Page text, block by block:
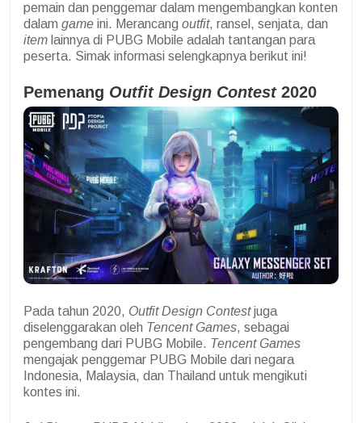
pemain dan penggemar dalam mengembangkan konten
dalam game ini. Merancang outfit, ransel, senjata, dan
item lainnya di PUBG Mobile adalah tantangan para
peserta. Simak informasi selengkapnya berikut ini!
Pemenang Outfit Design Contest2020
Pada tahun 2020, Outfit Design Contestjuga
diselenggarakan oleh Tencent Games, sebagai
pengembang dari PUBG Mobile. Tencent Games
mengajak penggemar PUBG Mobile dari negara
Indonesia, Malaysia, dan Thailand untuk mengikuti
kontes ini.